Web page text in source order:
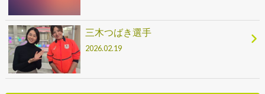
三木つばき選手
2026.02.19